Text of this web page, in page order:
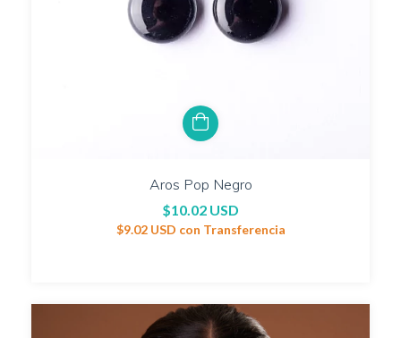
Aros Pop Negro
$10.02 USD
$9.02 USD con Transferencia